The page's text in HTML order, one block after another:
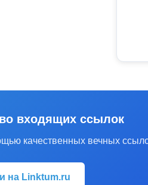
входящих ссылок
качественных вечных
на Linktum.ru